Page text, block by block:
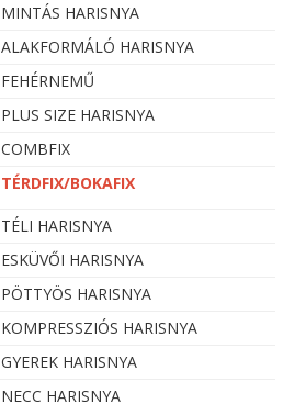
MINTÁS HARISNYA
ALAKFORMÁLÓ HARISNYA
FEHÉRNEMŰ
PLUS SIZE HARISNYA
COMBFIX
TÉRDFIX/BOKAFIX
TÉLI HARISNYA
ESKÜVŐI HARISNYA
PÖTTYÖS HARISNYA
KOMPRESSZIÓS HARISNYA
GYEREK HARISNYA
NECC HARISNYA